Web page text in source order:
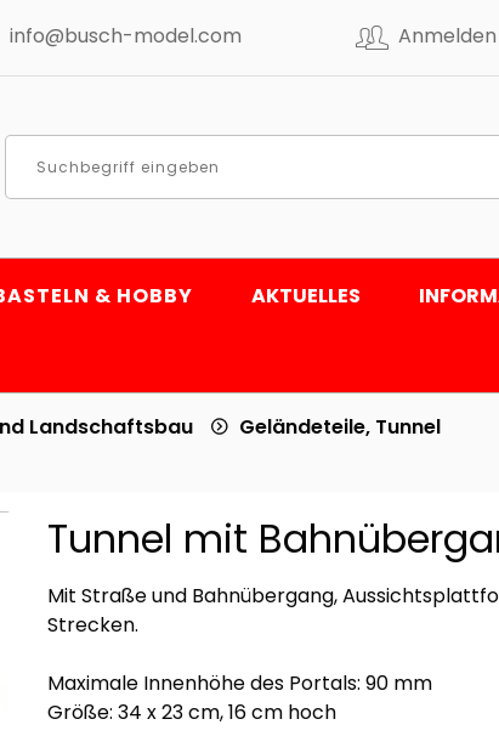
info@busch-model.com Anmelden
& HOBBY AKTUELLES
Landschaftsbau Geländeteile, Tunnel
Tunnel mit
Mit Straße und Bahnübergang,
Strecken.
Maximale Innenhöhe des Portals: 90 mm
Größe: 34 x 23 cm, 16 cm hoch